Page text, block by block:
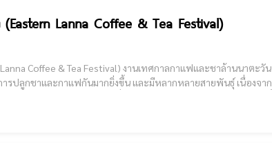
Lanna Coffee & Tea Festival)
กาลกาแฟและชาล้านนาตะวันออกของ​กลุ่มจังหวัดภาค
รปลูกชาและกาแฟกันมากยิ่งขึ้น และมีหลากหลายสายพันธุ์ เนื่องจา